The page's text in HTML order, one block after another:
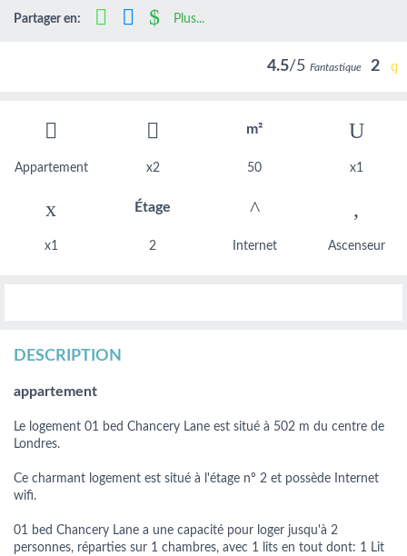
Partager en: Plus...
4.5/5 Fantastique 2
m²
Appartement x2 50 x1
Étage
x1 2 Internet Ascenseur
DESCRIPTION
appartement
Le logement 01 bed Chancery Lane est situé à 502 m du centre de
Londres.
Ce charmant logement est situé à l'étage nº 2 et possède Internet
wifi.
01 bed Chancery Lane a une capacité pour loger jusqu'à 2
personnes, réparties sur 1 chambres, avec 1 lits en tout dont: 1 Lit